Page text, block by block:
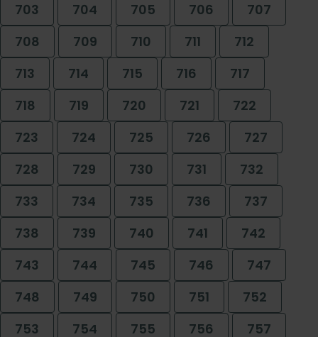
703
704 705 706
707
708
709 710 711
712
713
714 715 716
717
718
719 720 721
722
723
724 725 726
727
728
729 730 731
732
733
734 735 736
737
738
739 740 741
742
743
744 745 746
747
748
749 750 751
752
753
754 755 756 757